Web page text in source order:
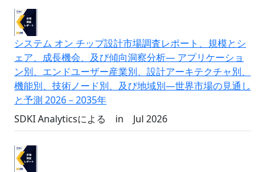
システム オン チップ設計市場調査レポート、規模とシ
ェア、成長機会、及び傾向洞察分析― アプリケーショ
ン別、エンドユーザー産業別、設計アーキテクチャ別、
機能別、技術ノード別、及び地域別―世界市場の見通し
と予測 2026－2035年
SDKI Analyticsによる
in Jul 2026